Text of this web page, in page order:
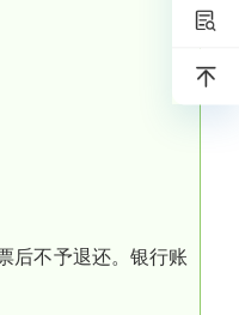
后不予退还。银行账